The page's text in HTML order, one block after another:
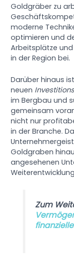
Goldgräber zu
moderne
optimieren und
Arbeitsplätze
in der Region bei.
Darüber hinaus
neuen
im Bergbau und
gemeinsam
nicht nur
in der Branche.
Goldgraben
angesehenen
Zum